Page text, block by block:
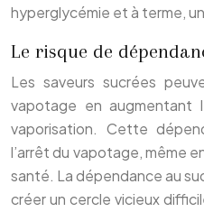
hyperglycémie et à terme,
Le risque de
Les saveurs sucrées
vapotage en augmentant
vaporisation. Cette
l’arrêt du vapotage, même
santé. La dépendance au
créer un cercle vicieux